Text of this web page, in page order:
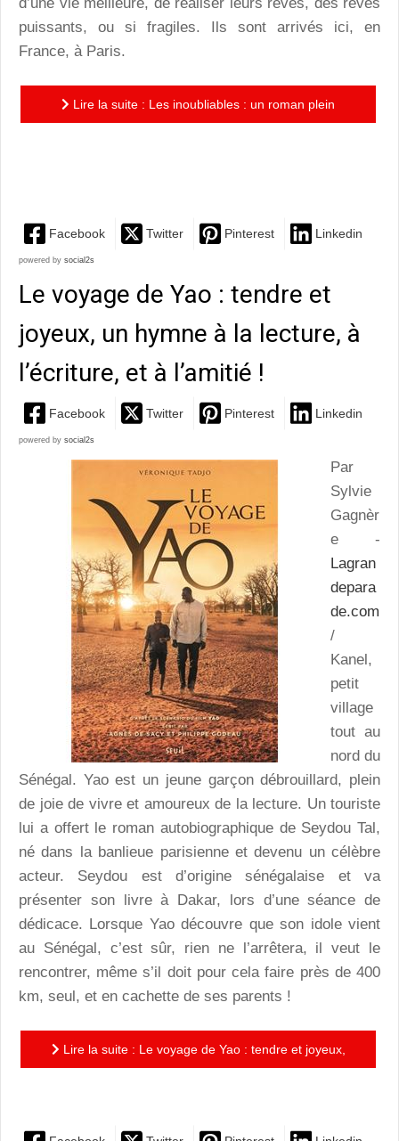
puissants, ou si fragiles. Ils sont arrivés ici, en
France, à Paris.
Lire la suite : Les inoubliables : un roman plein
Facebook Twitter Pinterest Linkedin
powered by social2s
Le voyage de Yao : tendre et
joyeux, un hymne à la lecture, à
l’écriture, et à l’amitié !
Facebook Twitter Pinterest Linkedin
powered by social2s
Par
Sylvie
Gagnèr
e -
Lagran
depara
de.com
/
Kanel,
petit
village
tout au
nord du
Sénégal. Yao est un jeune garçon débrouillard, plein
de joie de vivre et amoureux de la lecture. Un touriste
lui a offert le roman autobiographique de Seydou Tal,
né dans la banlieue parisienne et devenu un célèbre
acteur. Seydou est d’origine sénégalaise et va
présenter son livre à Dakar, lors d’une séance de
dédicace. Lorsque Yao découvre que son idole vient
au Sénégal, c’est sûr, rien ne l’arrêtera, il veut le
rencontrer, même s’il doit pour cela faire près de 400
km, seul, et en cachette de ses parents !
Lire la suite : Le voyage de Yao : tendre et joyeux,